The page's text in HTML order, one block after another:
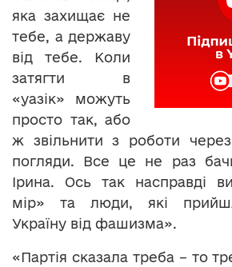
яка захищає не
тебе, а державу
від тебе. Коли
затягти в
«уазік» можуть
просто так, або
ж звільнити з роботи через
погляди. Все це не раз
Ірина. Ось так насправді
мір» та люди, які
Україну від фашизма».
«Партія сказала треба – то